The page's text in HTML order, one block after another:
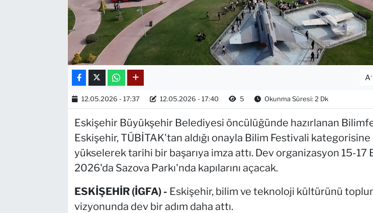
A-
12.05.2026 - 17:37 12.05.2026 - 17:40 5 Okunma Süresi: 2 Dk
Eskişehir Büyükşehir Belediyesi öncülüğünde hazırlanan
Eskişehir, TÜBİTAK'tan aldığı onayla Bilim Festivali kategorisine
yükselerek tarihi bir başarıya imza attı. Dev organizasyon 15-17
2026'da Sazova Parkı'nda kapılarını açacak.
ESKİŞEHİR (İGFA) - Eskişehir, bilim ve teknoloji kültürünü
vizyonunda dev bir adım daha attı.